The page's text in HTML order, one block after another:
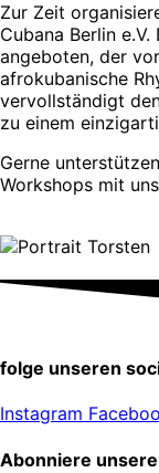
Zur Zeit
Cubana Berlin
angeboten, der
afrokubanische
vervollständigt
zu einem
Gerne
Workshops mit
folge unseren
Instagram
Abonniere